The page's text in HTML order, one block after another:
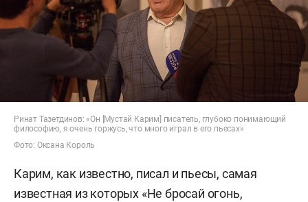
Ринат Тазетдинов: «Он [Мустай Карим] писатель, глубоко понимающий
философию, я очень горжусь, что много играл в его пьесах»
Фото: Оксана Король
Карим, как известно, писал и пьесы, самая
известная из которых «Не бросай огонь,